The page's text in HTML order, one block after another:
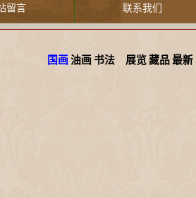
留言 联系我们
国画 油画 书法 展览 藏品 最新